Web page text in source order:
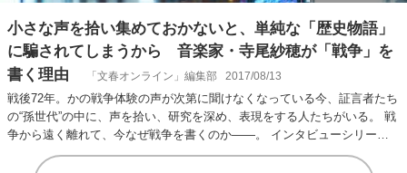
小さな声を拾い集めておかないと、単純な「歴史物語」
に騙されてしまうから 音楽家・寺尾紗穂が「戦争」を
書く理由
「文春オンライン」編集部 2017/08/13
戦後72年。かの戦争体験の声が次第に聞けなくなっている今、証言者たち
の“孫世代”の中に、声を拾い、研究を深め、表現をする人たちがいる。 戦
争から遠く離れて、今なぜ戦争を書くのか――。 インタビューシリーズ
第1回は音…